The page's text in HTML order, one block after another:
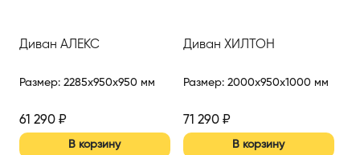
Диван АЛЕКС
Размер: 2285x950x950 мм
61 290 ₽
В корзину
Диван ХИЛТОН
Размер: 2000x950x1000 мм
71 290₽
В корзину